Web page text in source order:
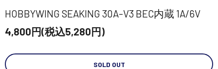
HOBBYWING SEAKING 30A-V3 BEC内蔵 1A/6V
4,800円(税込5,280円)
SOLD OUT